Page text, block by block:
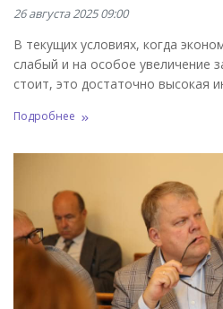
26 августа 2025 09:00
В текущих условиях, когда
слабый и на особое увеличение
стоит, это достаточно высокая
Подробнее